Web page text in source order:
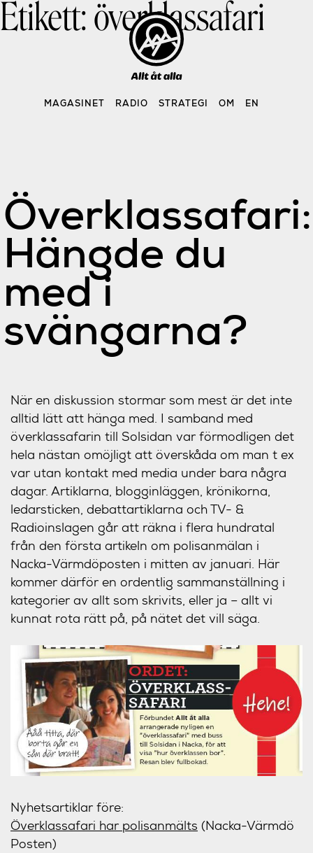
Skip
MAGASINET RADIO STRATEGI OM EN
Etikett:överklassafari
Överklassafari:
Hängde du
med i
svängarna?
När en diskussion stormar som mest är det inte
alltid lätt att hänga med. I samband med
överklassafarin till Solsidan var förmodligen det
hela nästan omöjligt att överskåda om man t ex
var utan kontakt med media under bara några
dagar. Artiklarna, blogginläggen, krönikorna,
ledarsticken, debattartiklarna och TV- &
Radioinslagen går att räkna i flera hundratal
från den första artikeln om polisanmälan i
Nacka-Värmdöposten i mitten av januari. Här
kommer därför en ordentlig sammanställning i
kategorier av allt som skrivits, eller ja – allt vi
kunnat rota rätt på, på nätet det vill säga.
Nyhetsartiklar före:
Överklassafari har polisanmälts (Nacka-Värmdö
Posten)